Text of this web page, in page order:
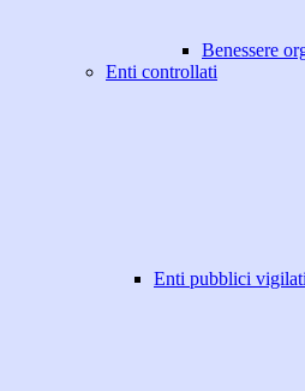
Benessere
Enti controllati
Enti pubblici vigilati